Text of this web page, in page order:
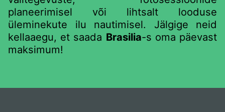
planeerimisel või lihtsalt looduse
üleminekute ilu nautimisel. Jälgige neid
kellaaegu, et saada Brasilia-s oma päevast
maksimum!